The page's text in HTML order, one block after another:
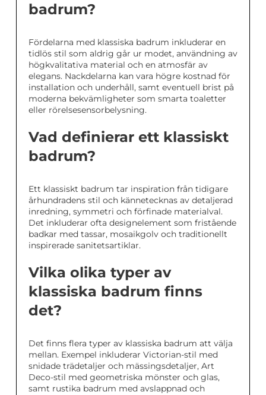
badrum?
Fördelarna med klassiska badrum inkluderar en
tidlös stil som aldrig går ur modet, användning av
högkvalitativa material och en atmosfär av
elegans. Nackdelarna kan vara högre kostnad för
installation och underhåll, samt eventuell brist på
moderna bekvämligheter som smarta toaletter
eller rörelsesensorbelysning.
Vad definierar ett klassiskt
badrum?
Ett klassiskt badrum tar inspiration från tidigare
århundradens stil och kännetecknas av detaljerad
inredning, symmetri och förfinade materialval.
Det inkluderar ofta designelement som fristående
badkar med tassar, mosaikgolv och traditionellt
inspirerade sanitetsartiklar.
Vilka olika typer av
klassiska badrum finns
det?
Det finns flera typer av klassiska badrum att välja
mellan. Exempel inkluderar Victorian-stil med
snidade trädetaljer och mässingsdetaljer, Art
Deco-stil med geometriska mönster och glas,
samt rustika badrum med avslappnad och